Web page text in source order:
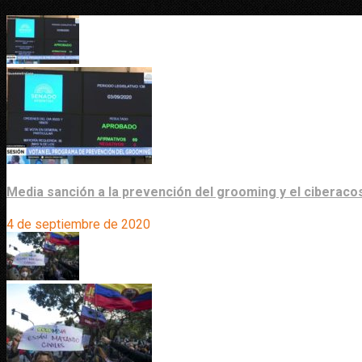
Media sanción a la prevención del grooming y el
4 de septiembre de 2020